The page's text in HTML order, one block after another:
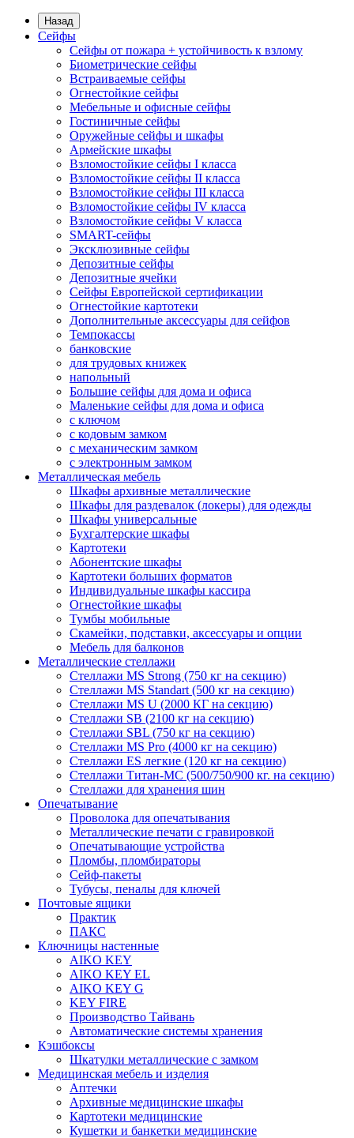
Назад
Сейфы
Сейфы от пожара + устойчивость к взлому
Биометрические сейфы
Встраиваемые сейфы
Огнестойкие сейфы
Мебельные и офисные сейфы
Гостиничные сейфы
Оружейные сейфы и шкафы
Армейские шкафы
Взломостойкие сейфы I класса
Взломостойкие сейфы II класса
Взломостойкие сейфы III класса
Взломостойкие сейфы IV класса
Взломостойкие сейфы V класса
SMART-сейфы
Эксклюзивные сейфы
Депозитные сейфы
Депозитные ячейки
Сейфы Европейской сертификации
Огнестойкие картотеки
Дополнительные аксессуары для сейфов
Темпокассы
банковские
для трудовых книжек
напольный
Большие сейфы для дома и офиса
Маленькие сейфы для дома и офиса
с ключом
с кодовым замком
с механическим замком
с электронным замком
Металлическая мебель
Шкафы архивные металлические
Шкафы для раздевалок (локеры) для одежды
Шкафы универсальные
Бухгалтерские шкафы
Картотеки
Абонентские шкафы
Картотеки больших форматов
Индивидуальные шкафы кассира
Огнестойкие шкафы
Тумбы мобильные
Скамейки, подставки, аксессуары и опции
Мебель для балконов
Металлические стеллажи
Стеллажи MS Strong (750 кг на секцию)
Стеллажи MS Standart (500 кг на секцию)
Стеллажи MS U (2000 КГ на секцию)
Стеллажи SB (2100 кг на секцию)
Стеллажи SBL (750 кг на секцию)
Стеллажи MS Pro (4000 кг на секцию)
Стеллажи ES легкие (120 кг на секцию)
Стеллажи Титан-МС (500/750/900 кг. на секцию)
Стеллажи для хранения шин
Опечатывание
Проволока для опечатывания
Металлические печати с гравировкой
Опечатывающие устройства
Пломбы, пломбираторы
Сейф-пакеты
Тубусы, пеналы для ключей
Почтовые ящики
Практик
ПАКС
Ключницы настенные
AIKO KEY
AIKO KEY EL
AIKO KEY G
KEY FIRE
Производство Тайвань
Автоматические системы хранения
Кэшбоксы
Шкатулки металлические с замком
Медицинская мебель и изделия
Аптечки
Архивные медицинские шкафы
Картотеки медицинские
Кушетки и банкетки медицинские